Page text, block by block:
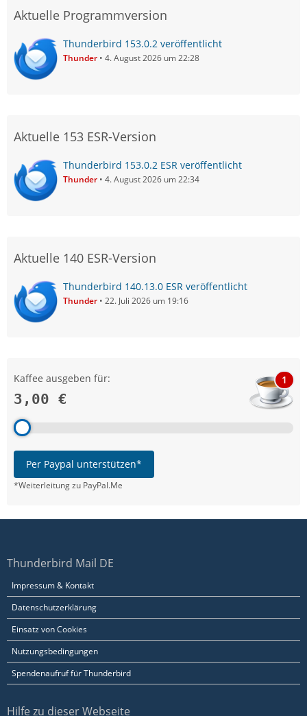
Aktuelle Programmversion
Thunderbird 153.0.2 veröffentlicht
Thunder 4. August 2026 um 22:28
Aktuelle 153 ESR-Version
Thunderbird 153.0.2 ESR veröffentlicht
Thunder 4. August 2026 um 22:34
Aktuelle 140 ESR-Version
Thunderbird 140.13.0 ESR veröffentlicht
Thunder 22. Juli 2026 um 19:16
Kaffee ausgeben für:
3,00 €
1
Per Paypal unterstützen*
*Weiterleitung zu PayPal.Me
Thunderbird Mail DE
Impressum & Kontakt
Datenschutzerklärung
Einsatz von Cookies
Nutzungsbedingungen
Spendenaufruf für Thunderbird
Hilfe zu dieser Webseite